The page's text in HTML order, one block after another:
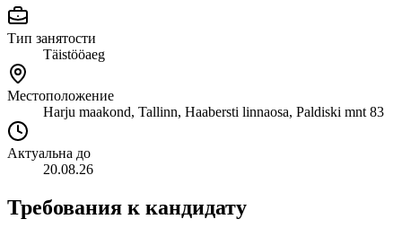
Тип занятости
Täistööaeg
Местоположение
Harju maakond, Tallinn, Haabersti linnaosa, Paldiski mnt 83
Актуальна до
20.08.26
Требования к кандидату